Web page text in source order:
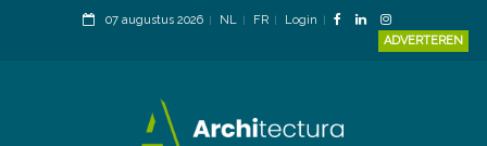
07 augustus 2026 NL FR
Login
ADVERTEREN